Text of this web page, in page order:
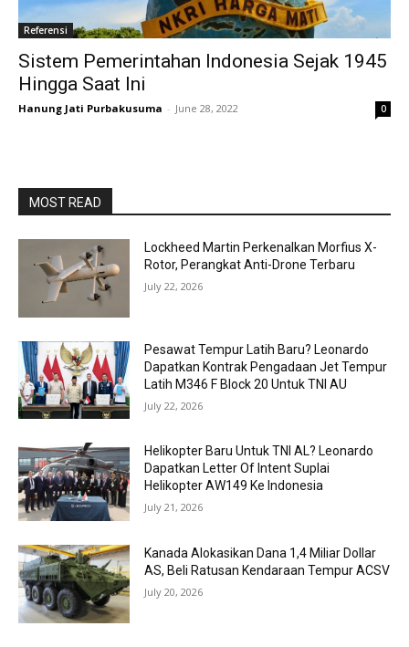
Referensi
Sistem Pemerintahan Indonesia Sejak 1945
Hingga Saat Ini
Hanung Jati Purbakusuma - June 28, 2022 0
MOST READ
Lockheed Martin Perkenalkan Morfius X-
Rotor, Perangkat Anti-Drone Terbaru
July 22, 2026
Pesawat Tempur Latih Baru? Leonardo
Dapatkan Kontrak Pengadaan Jet Tempur
Latih M346 F Block 20 Untuk TNI AU
July 22, 2026
Helikopter Baru Untuk TNI AL? Leonardo
Dapatkan Letter Of Intent Suplai
Helikopter AW149 Ke Indonesia
July 21, 2026
Kanada Alokasikan Dana 1,4 Miliar Dollar
AS, Beli Ratusan Kendaraan Tempur ACSV
July 20, 2026